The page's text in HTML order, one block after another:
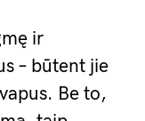
ir
– būtent jie
Be to,